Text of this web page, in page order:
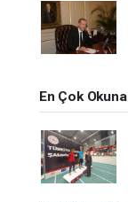
En Çok